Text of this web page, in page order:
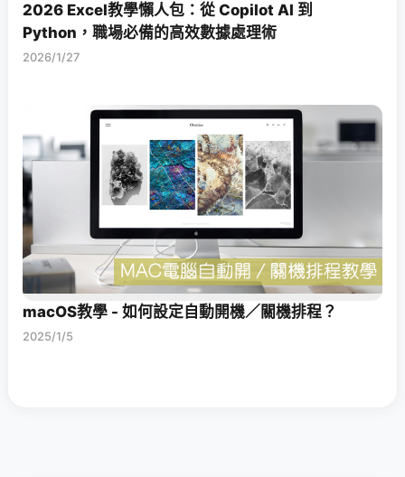
2026 Excel教學懶人包：從 Copilot AI 到
Python，職場必備的高效數據處理術
2026/1/27
macOS教學 - 如何設定自動開機／關機排程？
2025/1/5